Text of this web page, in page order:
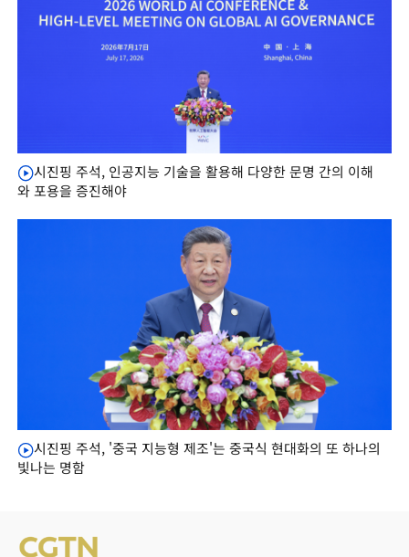
시진핑 주석, 인공지능 기술을 활용해 다양한 문명 간의 이해
와 포용을 증진해야
시진핑 주석, '중국 지능형 제조'는 중국식 현대화의 또 하나의
빛나는 명함